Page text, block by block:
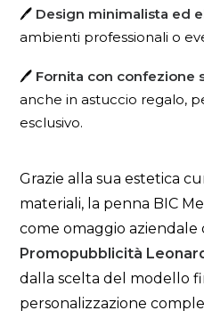
🖊️ Design minimalista ed
ambienti professionali o
🖊️ Fornita con confezione
anche in astuccio regalo,
esclusivo.
Grazie alla sua estetica
materiali, la penna BIC
come omaggio aziendale
Promopubblicità
dalla scelta del modello
personalizzazione